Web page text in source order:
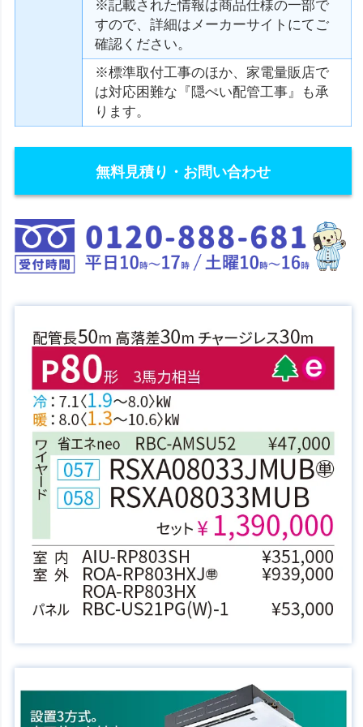
※記載された情報は商品仕様の一部で
すので、詳細はメーカーサイトにてご
確認ください。
※標準取付工事のほか、家電量販店で
は対応困難な『隠ぺい配管工事』も承
ります。
無料見積り・お問い合わせ